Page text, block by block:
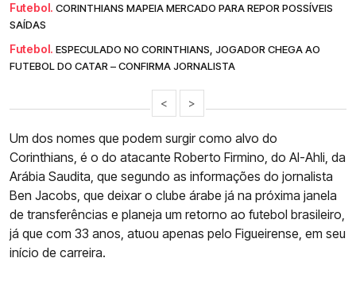
Futebol. CORINTHIANS MAPEIA MERCADO PARA REPOR POSSÍVEIS
SAÍDAS
Futebol. ESPECULADO NO CORINTHIANS, JOGADOR CHEGA AO
FUTEBOL DO CATAR – CONFIRMA JORNALISTA
< >
Um dos nomes que podem surgir como alvo do
Corinthians, é o do atacante Roberto Firmino, do Al-Ahli, da
Arábia Saudita, que segundo as informações do jornalista
Ben Jacobs, que deixar o clube árabe já na próxima janela
de transferências e planeja um retorno ao futebol brasileiro,
já que com 33 anos, atuou apenas pelo Figueirense, em seu
início de carreira.